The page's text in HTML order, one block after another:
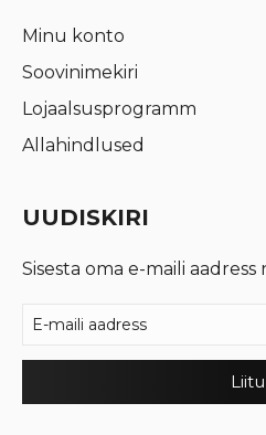
Minu konto
Soovinimekiri
Lojaalsusprogramm
Allahindlused
UUDISKIRI
Sisesta oma e-maili